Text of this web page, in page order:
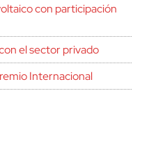
con participación
el sector privado
Internacional